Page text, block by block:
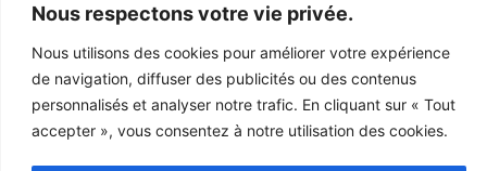
Nous respectons votre vie privée.
Nous utilisons des cookies pour améliorer votre expérience
de navigation, diffuser des publicités ou des contenus
personnalisés et analyser notre trafic. En cliquant sur « Tout
accepter », vous consentez à notre utilisation des cookies.
Produits
Pièces détachées
Devis
Contact
Politiques de
Conditions générales de
vente
Règlement et Expédition